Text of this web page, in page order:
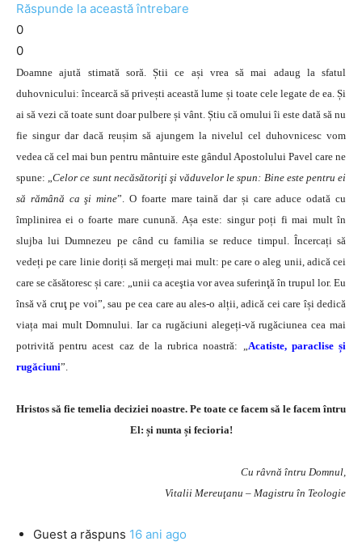
Răspunde la această întrebare
0
0
Doamne ajută stimată soră. Știi ce ași vrea să mai adaug la sfatul
duhovnicului: încearcă să privești această lume și toate cele legate de ea. Și
ai să vezi că toate sunt doar pulbere și vânt. Știu că omului îi este dată să nu
fie singur dar dacă reușim să ajungem la nivelul cel duhovnicesc vom
vedea că cel mai bun pentru mântuire este gândul Apostolului Pavel care ne
spune: „Celor ce sunt necăsătoriţi şi văduvelor le spun: Bine este pentru ei
să rămână ca şi mine”. O foarte mare taină dar și care aduce odată cu
împlinirea ei o foarte mare cunună. Așa este: singur poți fi mai mult în
slujba lui Dumnezeu pe când cu familia se reduce timpul. Încercați să
vedeți pe care linie doriți să mergeți mai mult: pe care o aleg unii, adică cei
care se căsătoresc și care: „unii ca aceştia vor avea suferinţă în trupul lor. Eu
însă vă cruţ pe voi”, sau pe cea care au ales-o alții, adică cei care își dedică
viața mai mult Domnului. Iar ca rugăciuni alegeți-vă rugăciunea cea mai
potrivită pentru acest caz de la rubrica noastră: „Acatiste, paraclise și
rugăciuni”.
Hristos să fie temelia deciziei noastre. Pe toate ce facem să le facem întru
El: și nunta și fecioria!
Cu râvnă întru Domnul,
Vitalii Mereuţanu – Magistru în Teologie
Guest a răspuns 16 ani ago